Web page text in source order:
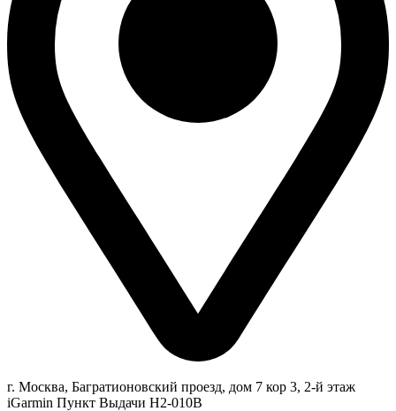
г. Москва, Багратионовский проезд, дом 7 кор 3, 2-й этаж
iGarmin Пункт Выдачи Н2-010В